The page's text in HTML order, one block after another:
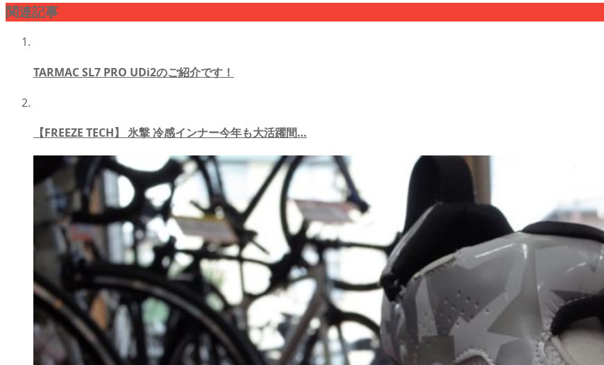
関連記事
TARMAC SL7 PRO UDi2のご紹介です！
【FREEZE TECH】 氷撃 冷感インナー今年も大活躍間…